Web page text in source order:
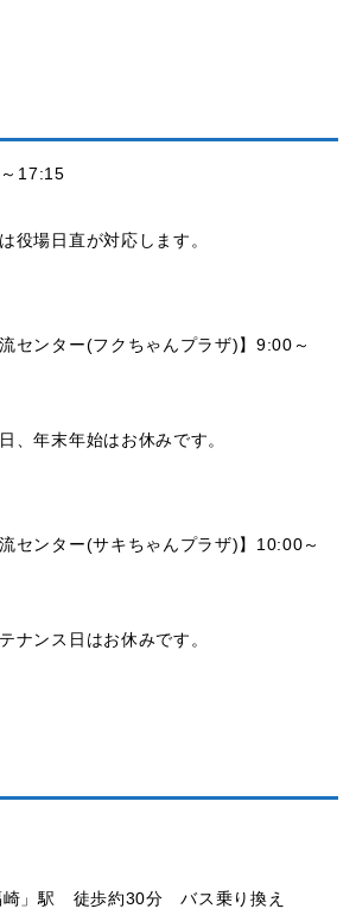
～17:15
役場日直が対応します。
センター(フクちゃんプラザ)】9:00～
、年末年始はお休みです。
センター(サキちゃんプラザ)】10:00～
ナンス日はお休みです。
崎」駅 徒歩約30分 バス乗り換え